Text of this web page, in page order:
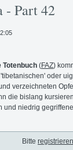
- Part 42
Totenbuch (FAZ)
oder
verzeichneten
die bislang
und niedrig
Bitte registrieren